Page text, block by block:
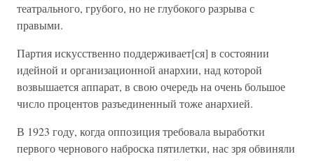
театрального, грубого, но не глубокого разрыва с
правыми.
Партия искусственно поддерживает[ся] в состоянии
идейной и организационной анархии, над которой
возвышается аппарат, в свою очередь на очень большое
число процентов разъединенный тоже анархией.
В 1923 году, когда оппозиция требовала выработки
первого чернового наброска пятилетки, нас зря обвиняли